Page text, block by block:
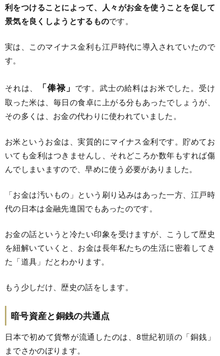
利をつけることによって、人々がお金を使うことを促して
景気を良くしようとするものです。
実は、このマイナス金利も江戸時代に導入されていたので
す。
それは、 「俸禄」 です。武士の給料はお米でした。受け
取った米は、毎日の食卓に上がる分もあったでしょうが、
その多くは、お金の代わりに使われていました。
お米というお金は、実質的にマイナス金利です。貯めてお
いても金利はつきませんし、それどころか数年もすれば傷
んでしまいますので、早めに使う必要がありました。
「お金は汚いもの」という刷り込みはあった一方、江戸時
代の日本は金融先進国でもあったのです。
お金の話というと冷たい印象を受けますが、こうして歴史
を紐解いていくと、お金は長年私たちの生活に密着してき
た「道具」だとわかります。
もう少しだけ、歴史の話をします。
暗号資産と銅銭の共通点
日本で初めて貨幣が流通したのは、8世紀初頭の「銅銭」
までさかのぼります。